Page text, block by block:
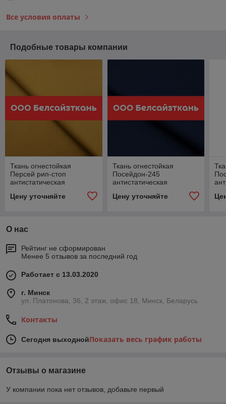
Все условия оплаты
Подобные товары компании
Ткань огнестойкая
Персей рип-стоп
антистатическая
Цену уточняйте
Ткань огнестойкая
Посейдон-245
антистатическая
Цену уточняйте
О нас
Рейтинг не сформирован
Менее 5 отзывов за последний год
Работает с 13.03.2020
г. Минск
ул. Платонова, 36, 2 этаж, офис 18, Минск, Беларусь
Контакты
Сегодня выходнойПоказать весь график работы
Отзывы о магазине
У компании пока нет отзывов, добавьте первый